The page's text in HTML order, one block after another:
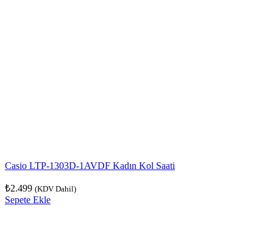
Casio LTP-1303D-1AVDF Kadın Kol Saati
₺2.499 (KDV Dahil)
Sepete Ekle